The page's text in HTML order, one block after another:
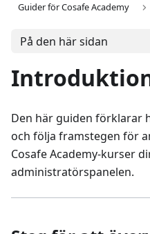
Guider för Cosafe Academy
På den här sidan
Den här guiden förklarar
och följa framstegen för
Cosafe Academy-kurser
administratörspanelen.